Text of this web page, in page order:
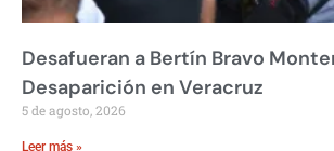
Desafueran a Bertín Bravo
Desaparición en Veracruz
5 de agosto, 2026
Leer más »